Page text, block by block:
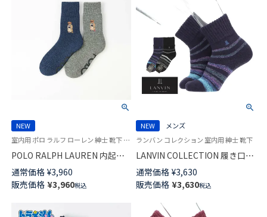
NEW
室内用 ポロ ラルフ ローレン 紳士 靴下 25FW
POLO RALPH LAUREN 内起毛
総パイル ポロベア 刺しゅう ル
ームソックス 足底滑り止め付き
クルー丈 メンズ 02015917
通常価格 ¥3,960
販売価格 ¥3,960税込
NEW
メンズ
ランバン コレクション 室内用 紳士 靴下
LANVIN COLLECTION 履き口ゆ
ったり 毛混 総パイル 変形ボー
ダー ルームソックス 足底滑り
止め付 日本製 クルー丈 メンズ
02415816
通常価格 ¥3,630
販売価格 ¥3,630税込